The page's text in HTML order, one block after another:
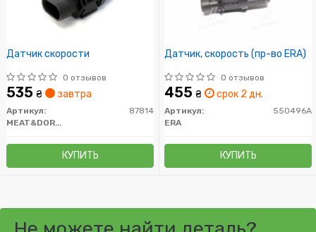
Датчик скорости
0 отзывов
535 ₴ завтра
Артикул:
87814
MEAT&DORIA
КУПИТЬ
Датчик, скорость (пр-во ERA)
0 отзывов
455 ₴ срок 2 дн.
Артикул:
550496A
ERA
КУПИТЬ